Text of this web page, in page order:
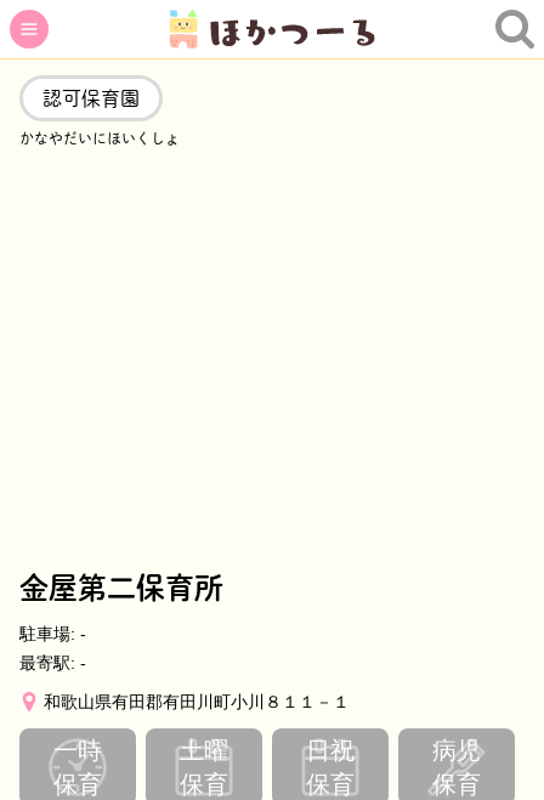
認可保育園
かなやだいにほいくしょ
金屋第二保育所
駐車場: -
最寄駅: -
和歌山県有田郡有田川町小川８１１－１
一時
保育
土曜
保育
日祝
保育
病児
保育